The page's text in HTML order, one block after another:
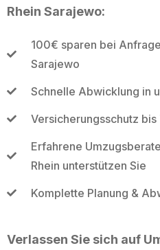
Rhein Sarajewo:
100€ sparen bei
Sarajewo
Schnelle Abwicklung in
Versicherungsschutz
Erfahrene
Rhein unterstützen Sie
Komplette Planung &
Verlassen Sie sich auf